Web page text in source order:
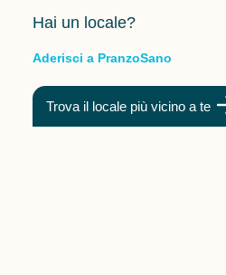
Hai un locale?
Aderisci a PranzoSano
Trova il locale più vicino a te